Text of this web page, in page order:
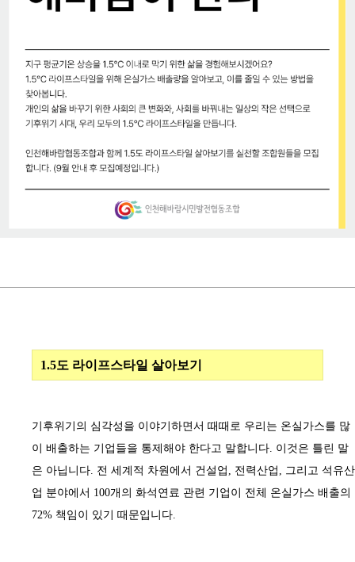
1.5도 라이프스타일 살아보기
기후위기의 심각성을 이야기하면서 때때로 우리는 온실가스를 많
이 배출하는 기업들을 통제해야 한다고 말합니다. 이것은 틀린 말
은 아닙니다. 전 세계적 차원에서 건설업 , 전력산업 , 그리고 석유산
업 분야에서 100개의 화석연료 관련 기업이 전체 온실가스 배출의
72% 책임이 있기 때문입니다.